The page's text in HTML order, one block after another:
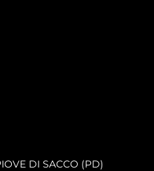
DI SACCO (PD)